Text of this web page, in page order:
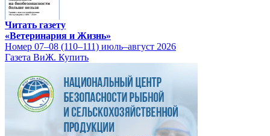
Читать газету
«Ветеринария и Жизнь»
Номер 07–08 (110–111) июль–август 2026
Газета ВиЖ. Купить